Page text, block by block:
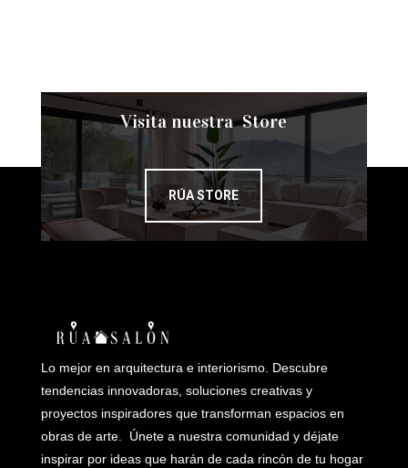
Visita nuestra Store
RÚA STORE
Lo mejor en arquitectura e interiorismo. Descubre
tendencias innovadoras, soluciones creativas y
proyectos inspiradores que transforman espacios en
obras de arte. Únete a nuestra comunidad y déjate
inspirar por ideas que harán de cada rincón de tu hogar